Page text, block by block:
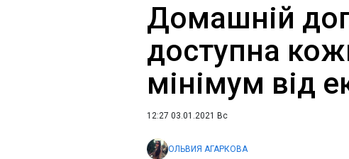
Домашній
доступна
мінімум від
12:27 03.01.2021 Вс
ОЛЬВИЯ АГАРКОВА